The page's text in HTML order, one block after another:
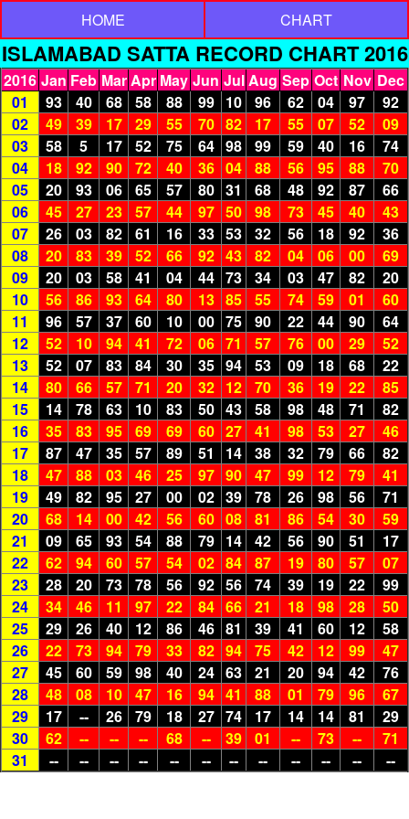
HOME CHART
ISLAMABAD SATTA RECORD CHART 2016
2016 Jan Feb MarApr May Jun JulAug Sep Oct Nov Dec
01
93 40 68 58 88 99 10 96 62 04 97
92
02
49 39 17 29 55 70 82 17 55 07 52
09
03
58 5 17 52 75 64 98 99 59 40 16
74
04
18 92 90 72 40 36 04 88 56 95 88
70
05
20 93 06 65 57 80 31 68 48 92 87
66
06
45 27 23 57 44 97 50 98 73 45 40
43
07
26 03 82 61 16 33 53 32 56 18 92
36
08
20 83 39 52 66 92 43 82 04 06 00
69
09
20 03 58 41 04 44 73 34 03 47 82
20
10
56 86 93 64 80 13 85 55 74 59 01
60
11
96 57 37 60 10 00 75 90 22 44 90
64
12
52 10 94 41 72 06 71 57 76 00 29
52
13
52 07 83 84 30 35 94 53 09 18 68
22
14
80 66 57 71 20 32 12 70 36 19 22
85
15
14 78 63 10 83 50 43 58 98 48 71
82
16
35 83 95 69 69 60 27 41 98 53 27
46
17
87 47 35 57 89 51 14 38 32 79 66
82
18
47 88 03 46 25 97 90 47 99 12 79
41
19
49 82 95 27 00 02 39 78 26 98 56
71
20
68 14 00 42 56 60 08 81 86 54 30
59
21
09 65 93 54 88 79 14 42 56 90 51
17
22
62 94 60 57 54 02 84 87 19 80 57
07
23
28 20 73 78 56 92 56 74 39 19 22
99
24
34 46 11 97 22 84 66 21 18 98 28
50
25
29 26 40 12 86 46 81 39 41 60 12
58
26
22 73 94 79 33 82 94 75 42 12 99
47
27
45 60 59 98 40 24 63 21 20 94 42
76
28
48 08 10 47 16 94 41 88 01 79 96
67
29
17 -- 26 79 18 27 74 17 14 14 81
29
30
62 -- -- -- 68 -- 39 01 -- 73 --
71
31
-- -- -- -- -- -- -- -- -- -- -- --